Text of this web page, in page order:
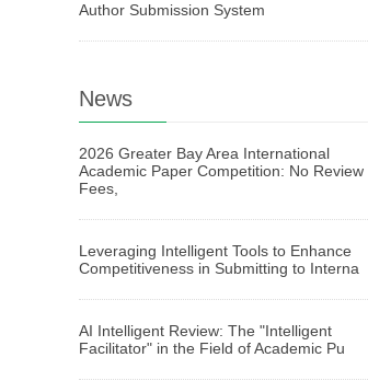
Author Submission System
News
2026 Greater Bay Area International
Academic Paper Competition: No Review
Fees,
Leveraging Intelligent Tools to Enhance
Competitiveness in Submitting to Interna
AI Intelligent Review: The "Intelligent
Facilitator" in the Field of Academic Pu